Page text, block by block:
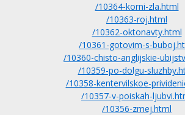
/10364-korni-zla.html
/10363-roj.html
/10362-oktonavty.html
/10361-gotovim-s-
/10360-chisto-anglijskie-
/10359-po-dolgu-
/10358-kentervilskoe-
/10357-v-poiskah-
/10356-zmej.html